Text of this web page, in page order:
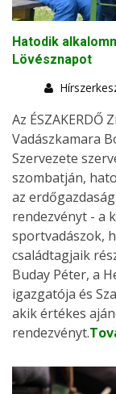
Hatodik
Lövésznapot
Az ÉSZAKERDŐ
Vadászkamara
Szervezete
szombatján,
az
rendezvényt - a
sportvadászok,
családtagjaik
Buday Péter, a
igazgatója és
akik értékes
rendezvényt.